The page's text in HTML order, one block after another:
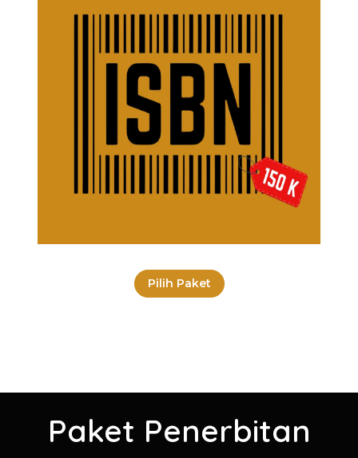
Pilih Paket
Paket Penerbitan​​